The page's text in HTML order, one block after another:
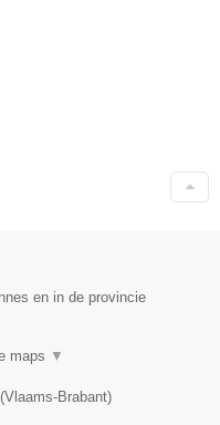
en in de provincie
maps ▼
(Vlaams-Brabant)